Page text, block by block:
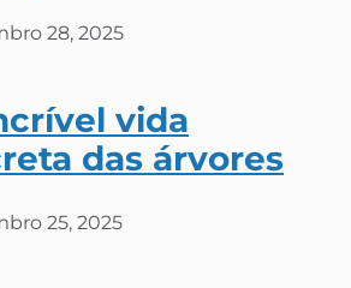
28, 2025
vida
das árvores
25, 2025